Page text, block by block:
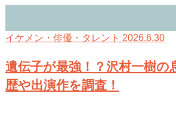
イケメン・俳優・タレント 2026.6.30
遺伝子が最強！？沢村一樹の
歴や出演作を調査！